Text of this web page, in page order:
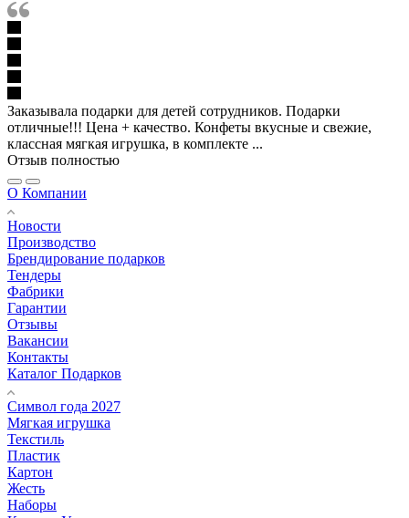
Заказывала подарки для детей сотрудников. Подарки
отличные!!! Цена + качество. Конфеты вкусные и свежие,
классная мягкая игрушка, в комплекте ...
Отзыв полностью
О Компании
Новости
Производство
Брендирование подарков
Тендеры
Фабрики
Гарантии
Отзывы
Вакансии
Контакты
Каталог Подарков
Символ года 2027
Мягкая игрушка
Текстиль
Пластик
Картон
Жесть
Наборы